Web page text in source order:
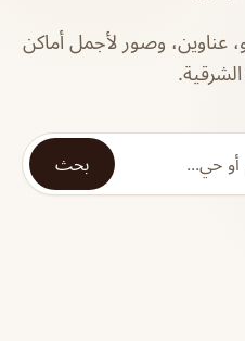
عناوين، وصور لأجمل أماكن
بحث